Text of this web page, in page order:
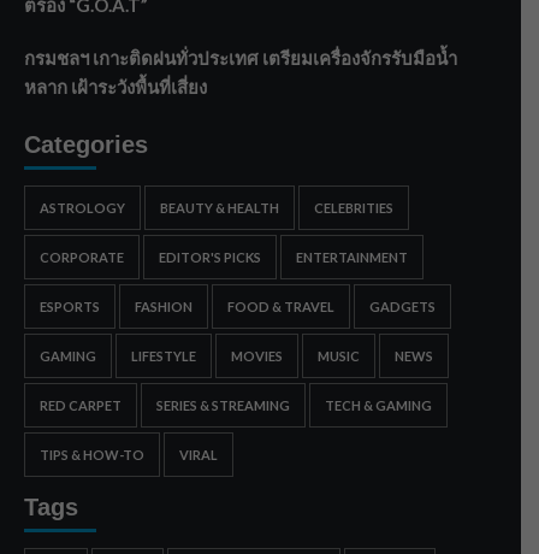
ตรอง “G.O.A.T”
กรมชลฯ เกาะติดฝนทั่วประเทศ เตรียมเครื่องจักรรับมือน้ำ
หลาก เฝ้าระวังพื้นที่เสี่ยง
Categories
ASTROLOGY BEAUTY & HEALTH CELEBRITIES
CORPORATE EDITOR'S PICKS ENTERTAINMENT
ESPORTS FASHION FOOD & TRAVEL GADGETS
GAMING LIFESTYLE MOVIES MUSIC NEWS
RED CARPET SERIES & STREAMING TECH & GAMING
TIPS & HOW-TO VIRAL
Tags